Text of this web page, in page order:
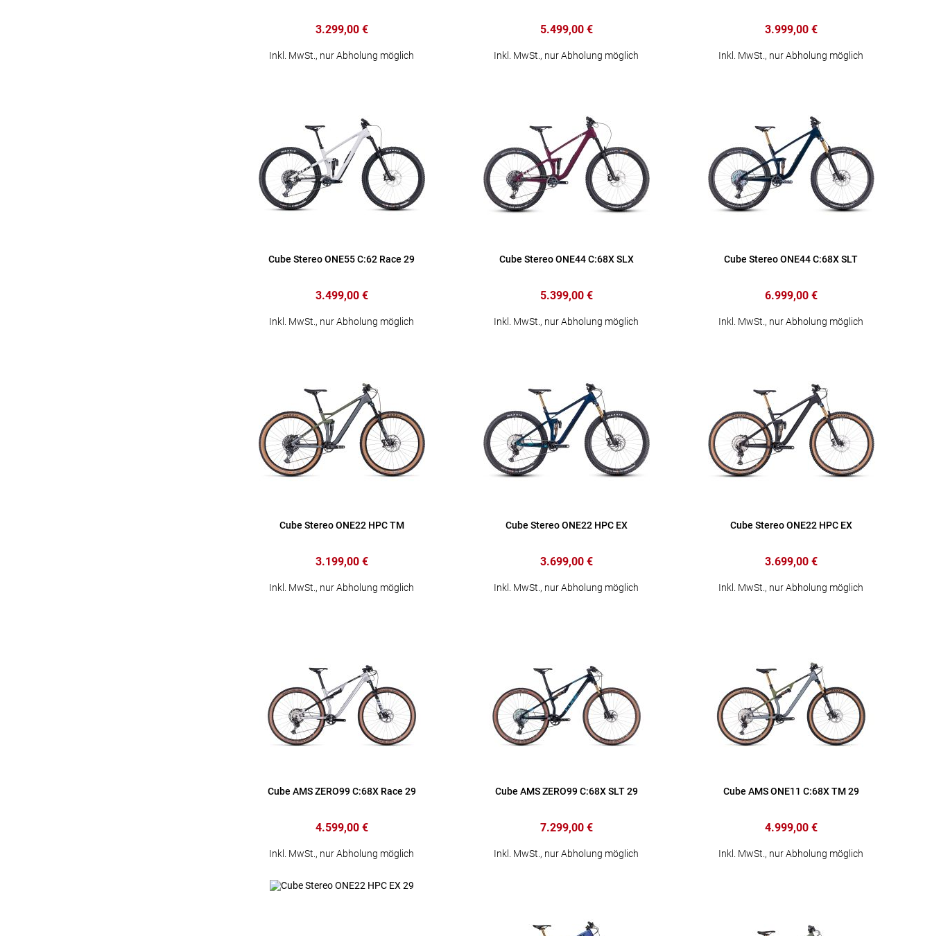
3.299,00 €
Inkl. MwSt., nur Abholung möglich
5.499,00 €
Inkl. MwSt., nur Abholung möglich
3.999,00 €
Inkl. MwSt., nur Abholung möglich
Cube Stereo ONE55 C:62 Race 29
3.499,00 €
Inkl. MwSt., nur Abholung möglich
Cube Stereo ONE44 C:68X SLX
5.399,00 €
Inkl. MwSt., nur Abholung möglich
Cube Stereo ONE44 C:68X SLT
6.999,00 €
Inkl. MwSt., nur Abholung möglich
Cube Stereo ONE22 HPC TM
3.199,00 €
Inkl. MwSt., nur Abholung möglich
Cube Stereo ONE22 HPC EX
3.699,00 €
Inkl. MwSt., nur Abholung möglich
Cube Stereo ONE22 HPC EX
3.699,00 €
Inkl. MwSt., nur Abholung möglich
Cube AMS ZERO99 C:68X Race 29
4.599,00 €
Inkl. MwSt., nur Abholung möglich
Cube AMS ZERO99 C:68X SLT 29
7.299,00 €
Inkl. MwSt., nur Abholung möglich
Cube AMS ONE11 C:68X TM 29
4.999,00 €
Inkl. MwSt., nur Abholung möglich